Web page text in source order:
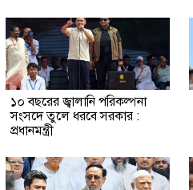
১০ বছরের জ্বালানি পরিকল্পনা
সংসদে তুলে ধরবে সরকার :
প্রধানমন্ত্রী